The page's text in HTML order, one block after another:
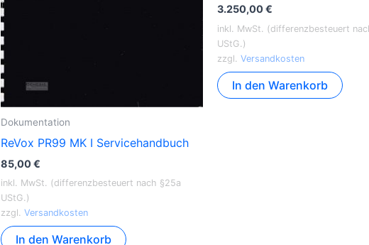
Dokumentation
ReVox PR99 MK I Servicehandbuch
85,00€
inkl. MwSt. (differenzbesteuert nach §25a
UStG.)
zzgl. Versandkosten
In den Warenkorb
3.250,00€
inkl. MwSt. (differenzbesteuert
UStG.)
zzgl. Versandkosten
In den Warenkorb